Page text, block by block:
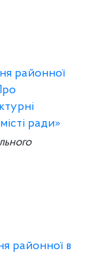
районної
ради»
районної в